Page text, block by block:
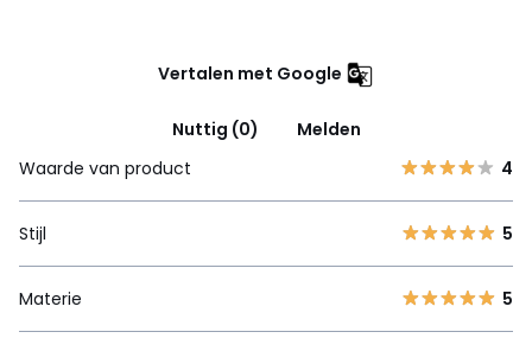
Vertalen met Google
Nuttig (0)
Melden
Waarde van product
4
Stijl 5
Materie 5